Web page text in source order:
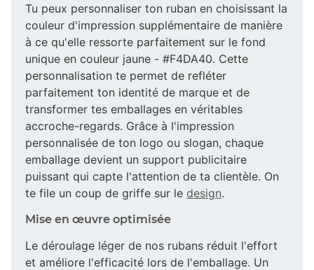
Tu peux personnaliser ton ruban en choisissant la
couleur d'impression supplémentaire de manière
à ce qu'elle ressorte parfaitement sur le fond
unique en couleur jaune - #F4DA40. Cette
personnalisation te permet de refléter
parfaitement ton identité de marque et de
transformer tes emballages en véritables
accroche-regards. Grâce à l'impression
personnalisée de ton logo ou slogan, chaque
emballage devient un support publicitaire
puissant qui capte l'attention de ta clientèle. On
te file un coup de griffe sur le design.
Mise en œuvre optimisée
Le déroulage léger de nos rubans réduit l'effort
et améliore l'efficacité lors de l'emballage. Un